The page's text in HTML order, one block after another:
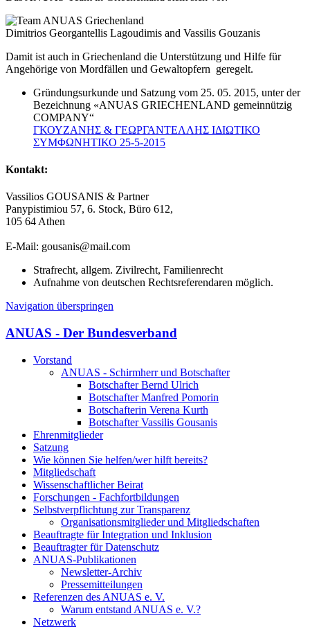
Dimitrios Georgantellis Lagoudimis and Vassilis Gouzanis
Damit ist auch in Griechenland die Unterstützung und Hilfe für
Angehörige von Mordfällen und Gewaltopfern geregelt.
Gründungsurkunde und Satzung vom 25. 05. 2015, unter der
Bezeichnung «ANUAS GRIECHENLAND gemeinnützig
COMPANY“
ΓΚΟΥΖΑΝΗΣ & ΓΕΩΡΓΑΝΤΕΛΛΗΣ ΙΔΙΩΤΙΚΟ
ΣΥΜΦΩΝΗΤΙΚΟ 25-5-2015
Kontakt:
Vassilios GOUSANIS & Partner
Panypistimiou 57, 6. Stock, Büro 612,
105 64 Athen
E-Mail: gousanis@mail.com
Strafrecht, allgem. Zivilrecht, Familienrecht
Aufnahme von deutschen Rechtsreferendaren möglich.
Navigation überspringen
ANUAS - Der Bundesverband
Vorstand
ANUAS - Schirmherr und Botschafter
Botschafter Bernd Ulrich
Botschafter Manfred Pomorin
Botschafterin Verena Kurth
Botschafter Vassilis Gousanis
Ehrenmitglieder
Satzung
Wie können Sie helfen/wer hilft bereits?
Mitgliedschaft
Wissenschaftlicher Beirat
Forschungen - Fachfortbildungen
Selbstverpflichtung zur Transparenz
Organisationsmitglieder und Mitgliedschaften
Beauftragte für Integration und Inklusion
Beauftragter für Datenschutz
ANUAS-Publikationen
Newsletter-Archiv
Pressemitteilungen
Referenzen des ANUAS e. V.
Warum entstand ANUAS e. V.?
Netzwerk